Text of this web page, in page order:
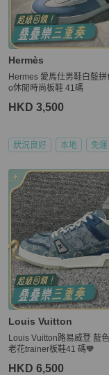
Hermès
Hermes 愛馬仕男鞋白藍
o休閒時尚板鞋 41碼
HKD 3,500
狀況良好 本地 免運
Louis Vuitton
Louis Vuitton路易威登 藍
老花trainer板鞋41 碼🧡
HKD 6,500